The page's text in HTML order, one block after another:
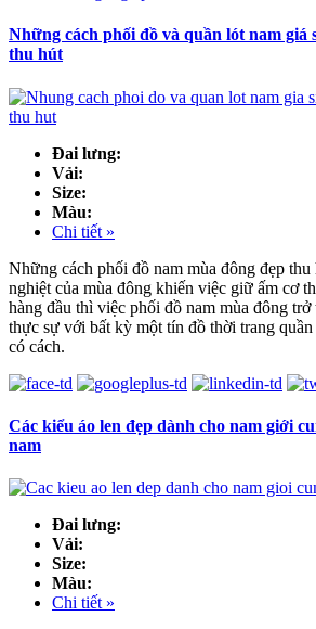
Những cách phối đồ và quần lót nam giá
thu hút
Đai lưng:
Vải:
Size:
Màu:
Chi tiết »
Những cách phối đồ nam mùa đông đẹp
nghiệt của mùa đông khiến việc giữ ấm cơ
hàng đầu thì việc phối đồ nam mùa đông
thực sự với bất kỳ một tín đồ thời trang
có cách.
Các kiểu áo len đẹp dành cho nam giới
nam
Đai lưng:
Vải:
Size:
Màu:
Chi tiết »